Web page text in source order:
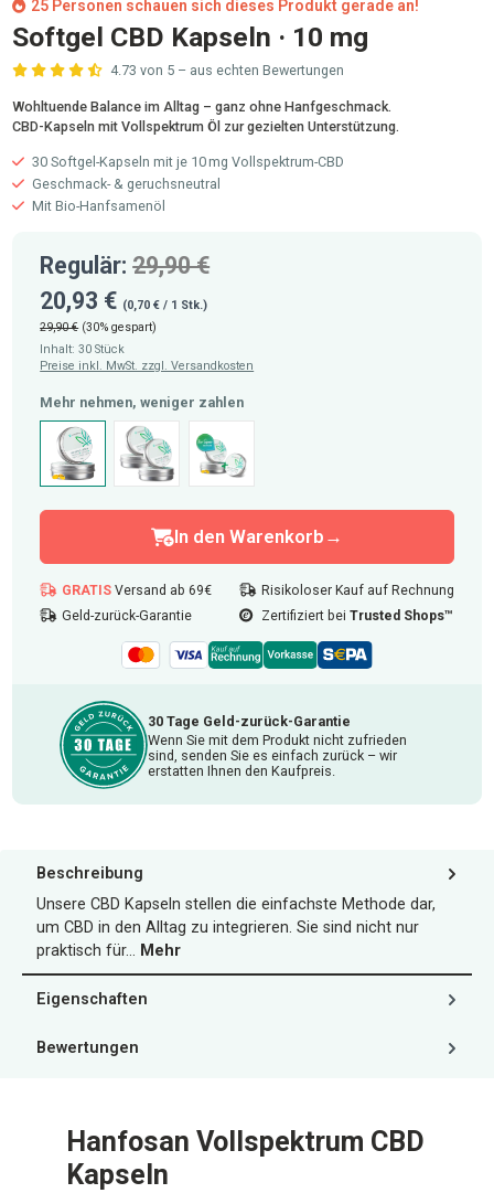
25 Personen schauen sich dieses Produkt gerade an!
Softgel CBD Kapseln · 10 mg
4.73 von 5 – aus echten Bewertungen
Wohltuende Balance im Alltag – ganz ohne Hanfgeschmack.
CBD-Kapseln mit Vollspektrum Öl zur gezielten Unterstützung.
30 Softgel-Kapseln mit je 10 mg Vollspektrum-CBD
Geschmack- & geruchsneutral
Mit Bio-Hanfsamenöl
Regulär: 29,90 €
20,93 € (0,70 € / 1 Stk.)
29,90 € (30% gespart)
Inhalt: 30 Stück
Preise inkl. MwSt. zzgl. Versandkosten
Mehr nehmen, weniger zahlenauswählen
1er 2er (-25%) 3er (-33 %)
Anzahl: 1
In den Warenkorb
GRATISVersand ab 69€
Risikoloser Kauf auf Rechnung
Geld-zurück-Garantie
Zertifiziert bei Trusted Shops™
30 Tage Geld-zurück-Garantie
Wenn Sie mit dem Produkt nicht zufrieden
sind, senden Sie es einfach zurück – wir
erstatten Ihnen den Kaufpreis.
Beschreibung
Unsere CBD Kapseln stellen die einfachste Methode dar,
um CBD in den Alltag zu integrieren. Sie sind nicht nur
praktisch für… Mehr
Eigenschaften
Bewertungen
Hanfosan Vollspektrum CBD
Kapseln